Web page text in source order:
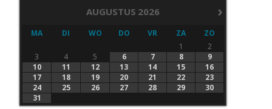
›
AUGUSTUS 2026
MA DI WO DO VR ZA
ZO
1
2
3
4 5 6 7 8
9
10
11 12 13 14 15
16
17
18 19 20 21 22
23
24
25 26 27 28 29
30
31